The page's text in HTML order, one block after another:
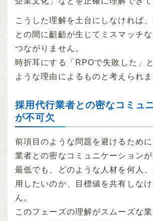
こうした理解を土台にしなければ
との間に齟齬が生じてミスマッチ
つながりません。
時折耳にする「RPOで失敗した」
ような理由によるものと考えられま
採用代行業者との密なコミュ
が不可欠
前項目のような問題を避けるため
業者との密なコミュニケーションが
最低でも、どのような人材を何人
用したいのか、目標値を共有しな
ん。
このフェーズの理解がスムーズな業